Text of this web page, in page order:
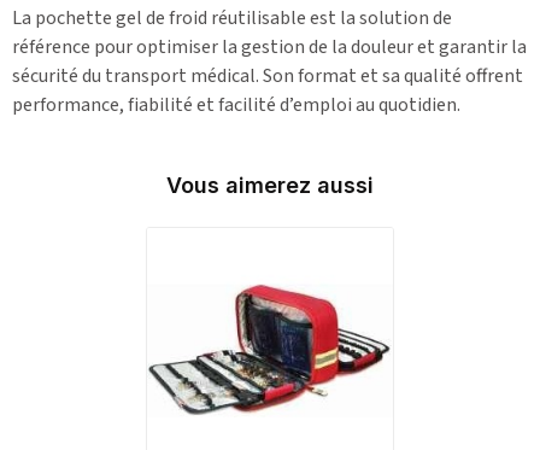
La pochette gel de froid réutilisable est la solution de
référence pour optimiser la gestion de la douleur et garantir la
sécurité du transport médical. Son format et sa qualité offrent
performance, fiabilité et facilité d’emploi au quotidien.
Vous aimerez aussi